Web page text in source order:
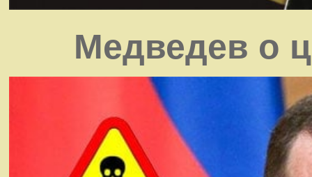
Медведев о